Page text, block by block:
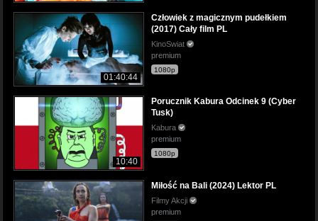
01:40:44
Człowiek z magicznym pudełkiem
(2017) Cały film PL
KinoSwiat
premium
1080p
10:40
Porucznik Kabura Odcinek 9 (Cyber
Tusk)
Kabura
premium
1080p
Miłość na Bali (2024) Lektor PL
Filmy Akcji
premium